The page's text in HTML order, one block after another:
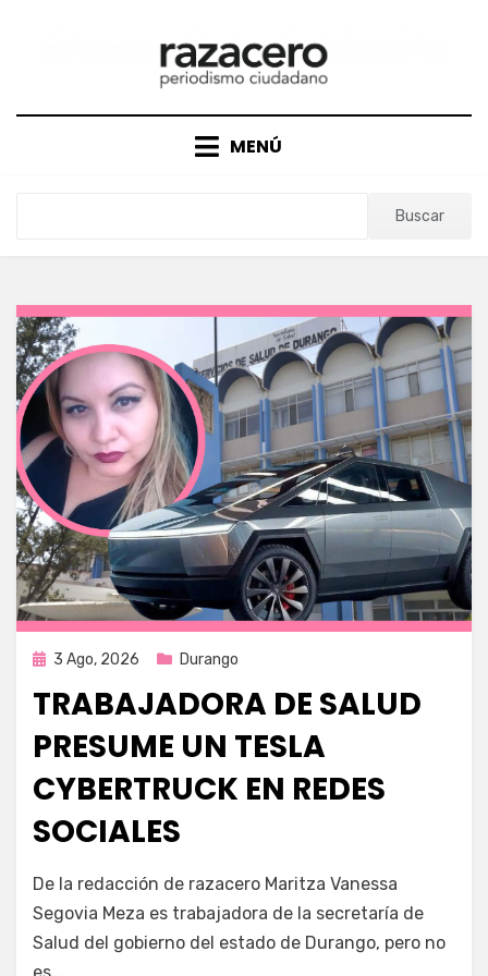
MENÚ
Buscar
Publicada
3 Ago, 2026 Durango
TRABAJADORA DE SALUD
PRESUME UN TESLA
CYBERTRUCK EN REDES
SOCIALES
por Fernando Miranda Servín
De la redacción de razacero Maritza Vanessa
Segovia Meza es trabajadora de la secretaría de
Salud del gobierno del estado de Durango, pero no